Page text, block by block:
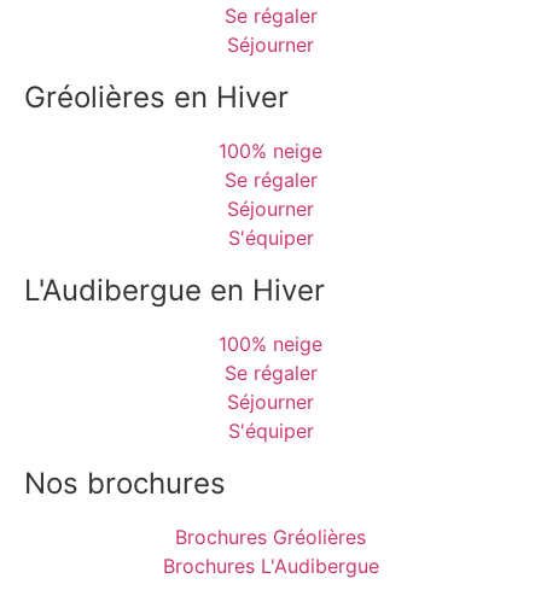
Se régaler
Séjourner
Gréolières en Hiver
100% neige
Se régaler
Séjourner
S'équiper
L'Audibergue en Hiver
100% neige
Se régaler
Séjourner
S'équiper
Nos brochures
Brochures Gréolières
Brochures L'Audibergue